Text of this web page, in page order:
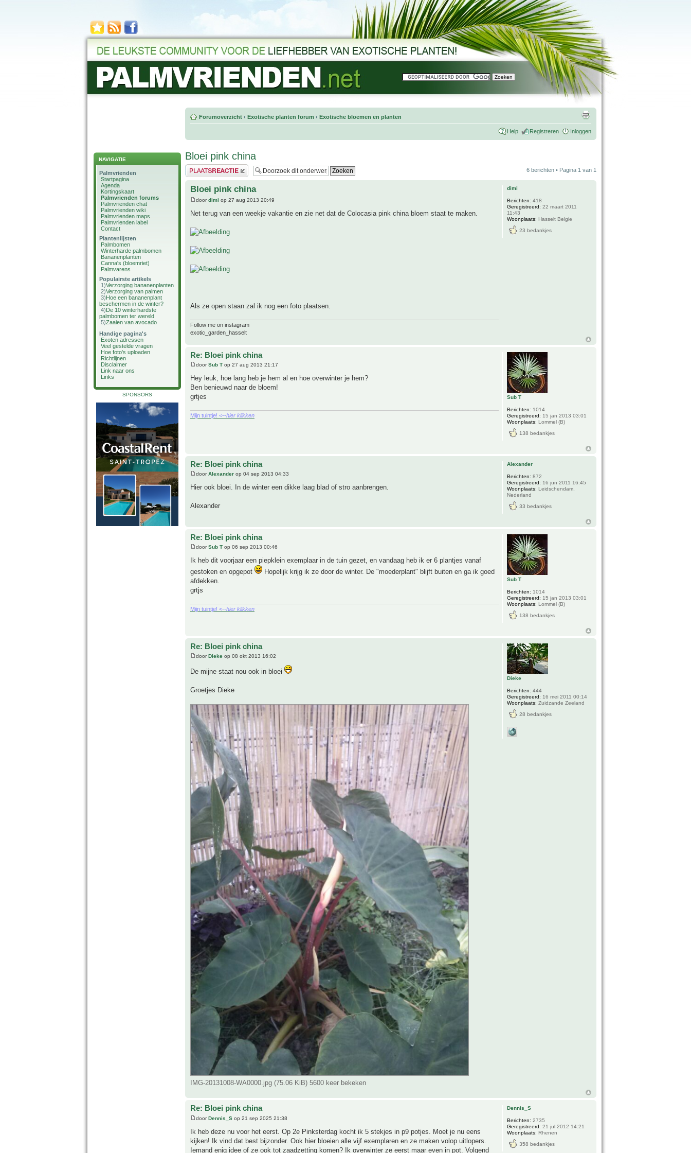
NAVIGATIE
Palmvrienden
Startpagina
Agenda
Kortingskaart
Palmvrienden forums
Palmvrienden chat
Palmvrienden wiki
Palmvrienden maps
Palmvrienden label
Contact
Plantenlijsten
Palmbomen
Winterharde palmbomen
Bananenplanten
Canna's (bloemriet)
Palmvarens
Populairste artikels
1)Verzorging bananenplanten
2)Verzorging van palmen
3)Hoe een bananenplant
beschermen in de winter?
4)De 10 winterhardste
palmbomen ter wereld
5)Zaaien van avocado
Handige pagina's
Exoten adressen
Veel gestelde vragen
Hoe foto's uploaden
Richtlijnen
Disclaimer
Link naar ons
Links
SPONSORS
Forumoverzicht ‹ Exotische planten forum ‹ Exotische bloemen en planten
Help Registreren Inloggen
Bloei pink china
Plaats een reactie 6 berichten • Pagina 1 van 1
Bloei pink china
doordimi op 27 aug 2013 20:49
Net terug van een weekje vakantie en zie net dat de Colocasia pink china bloem staat te maken.
Als ze open staan zal ik nog een foto plaatsen.
Follow me on instagram
exotic_garden_hasselt
dimi
Berichten: 418
Geregistreerd: 22 maart 2011
11:43
Woonplaats: Hasselt Belgie
23 bedankjes
Re: Bloei pink china
doorSub T op 27 aug 2013 21:17
Hey leuk, hoe lang heb je hem al en hoe overwinter je hem?
Ben benieuwd naar de bloem!
grtjes
Mijn tuintje! <--hier klikken
Sub T
Berichten: 1014
Geregistreerd: 15 jan 2013 03:01
Woonplaats: Lommel (B)
138 bedankjes
Re: Bloei pink china
doorAlexander op 04 sep 2013 04:33
Hier ook bloei. In de winter een dikke laag blad of stro aanbrengen.
Alexander
Alexander
Berichten: 872
Geregistreerd: 16 jun 2011 16:45
Woonplaats: Leidschendam,
Nederland
33 bedankjes
Re: Bloei pink china
doorSub T op 06 sep 2013 00:46
Ik heb dit voorjaar een piepklein exemplaar in de tuin gezet, en vandaag heb ik er 6 plantjes vanaf
gestoken en opgepot
Hopelijk krijg ik ze door de winter. De "moederplant" blijft buiten en ga ik goed
afdekken.
grtjs
Mijn tuintje! <--hier klikken
Sub T
Berichten: 1014
Geregistreerd: 15 jan 2013 03:01
Woonplaats: Lommel (B)
138 bedankjes
Re: Bloei pink china
doorDieke op 08 okt 2013 16:02
De mijne staat nou ook in bloei
Groetjes Dieke
IMG-20131008-WA0000.jpg (75.06 KiB) 5600 keer bekeken
Dieke
Berichten: 444
Geregistreerd: 16 mei 2011 00:14
Woonplaats: Zuidzande Zeeland
28 bedankjes
Re: Bloei pink china
doorDennis_S op 21 sep 2025 21:38
Ik heb deze nu voor het eerst. Op 2e Pinksterdag kocht ik 5 stekjes in p9 potjes. Moet je nu eens
kijken! Ik vind dat best bijzonder. Ook hier bloeien alle vijf exemplaren en ze maken volop uitlopers.
Iemand enig idee of ze ook tot zaadzetting komen? Ik overwinter ze eerst maar even in pot. Volgend
Dennis_S
Berichten: 2735
Geregistreerd: 21 jul 2012 14:21
Woonplaats: Rhenen
358 bedankjes